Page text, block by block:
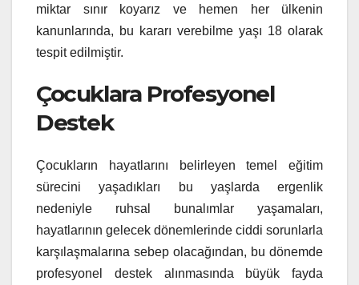
miktar sınır koyarız ve hemen her ülkenin
kanunlarında, bu kararı verebilme yaşı 18 olarak
tespit edilmiştir.
Çocuklara Profesyonel
Destek
Çocukların hayatlarını belirleyen temel eğitim
sürecini yaşadıkları bu yaşlarda ergenlik
nedeniyle ruhsal bunalımlar yaşamaları,
hayatlarının gelecek dönemlerinde ciddi sorunlarla
karşılaşmalarına sebep olacağından, bu dönemde
profesyonel destek alınmasında büyük fayda